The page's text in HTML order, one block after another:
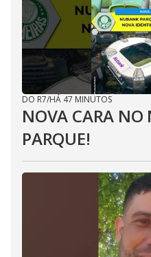
DO R7/HÁ 47 MINUTOS
NOVA CARA
PARQUE!